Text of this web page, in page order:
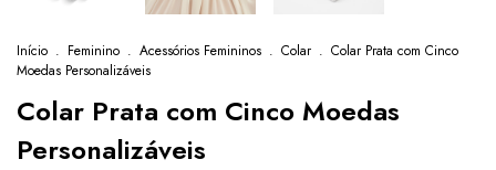
Início . Feminino . Acessórios Femininos . Colar . Colar Prata com Cinco
Moedas Personalizáveis
Colar Prata com Cinco Moedas
Personalizáveis